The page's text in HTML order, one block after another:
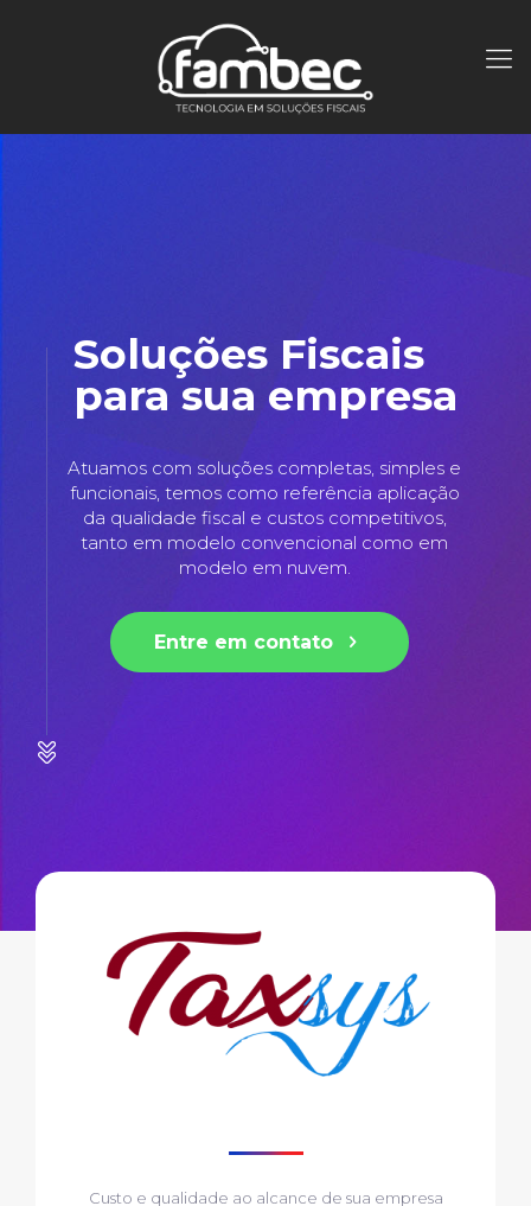
Soluções Fiscais
para sua empresa
Atuamos com soluções completas, simples e
funcionais, temos como referência aplicação
da qualidade fiscal e custos competitivos,
tanto em modelo convencional como em
modelo em nuvem.
Entre em contato
Custo e qualidade ao alcance de sua empresa